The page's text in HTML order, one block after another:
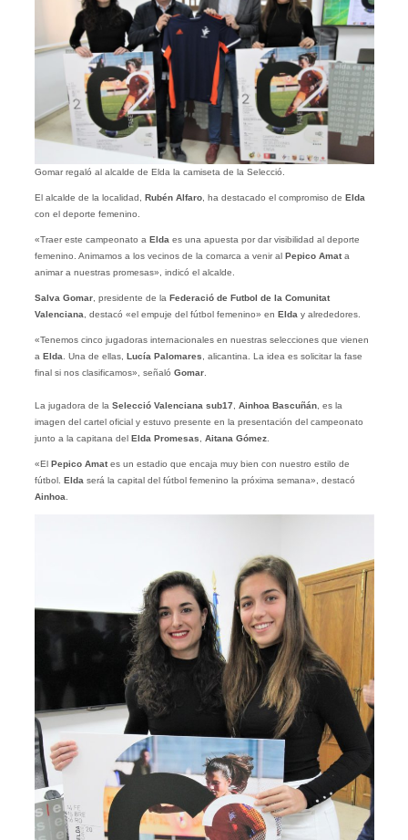
Gomar regaló al alcalde de Elda la camiseta de la Selecció.
El alcalde de la localidad, Rubén Alfaro, ha destacado el compromiso de Elda
con el deporte femenino.
«Traer este campeonato a Eldaes una apuesta por dar visibilidad al deporte
femenino. Animamos a los vecinos de la comarca a venir al Pepico Amata
animar a nuestras promesas», indicó el alcalde.
Salva Gomar, presidente de la Federació de Futbol de la Comunitat
Valenciana, destacó «el empuje del fútbol femenino» en Elday alrededores.
«Tenemos cinco jugadoras internacionales en nuestras selecciones que vienen
a Elda. Una de ellas, Lucía Palomares, alicantina. La idea es solicitar la fase
final si nos clasificamos», señaló Gomar.
La jugadora de la Selecció Valenciana sub17, Ainhoa Bascuñán, es la
imagen del cartel oficial y estuvo presente en la presentación del campeonato
junto a la capitana del Elda Promesas, Aitana Gómez.
«El Pepico Amates un estadio que encaja muy bien con nuestro estilo de
fútbol. Eldaserá la capital del fútbol femenino la próxima semana», destacó
Ainhoa.